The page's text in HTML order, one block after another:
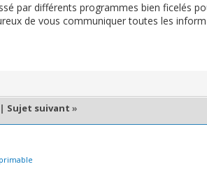
par différents programmes bien ficelés
de vous communiquer toutes les
| Sujet suivant »